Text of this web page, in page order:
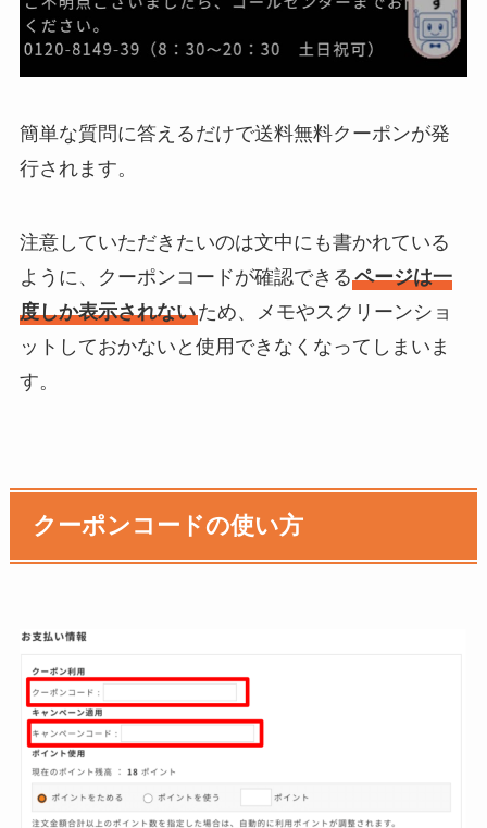
簡単な質問に答えるだけで送料無料クーポンが発
行されます。
注意していただきたいのは文中にも書かれている
ように、クーポンコードが確認できるページは一
度しか表示されないため、メモやスクリーンショ
ットしておかないと使用できなくなってしまいま
す。
クーポンコードの使い方